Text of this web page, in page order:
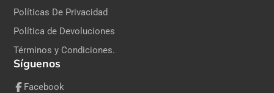
Políticas De Privacidad
Política de Devoluciones
Términos y Condiciones.
Síguenos
Facebook